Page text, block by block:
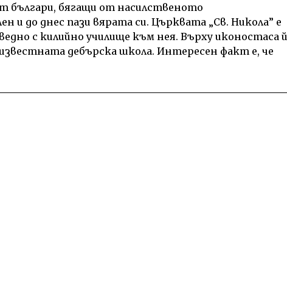
българи, бягащи от насилственото
и до днес пази вярата си. Църквата „Св. Никола” е
с килийно училище към нея. Върху иконостаса й
дебърска школа. Интересен факт е, че